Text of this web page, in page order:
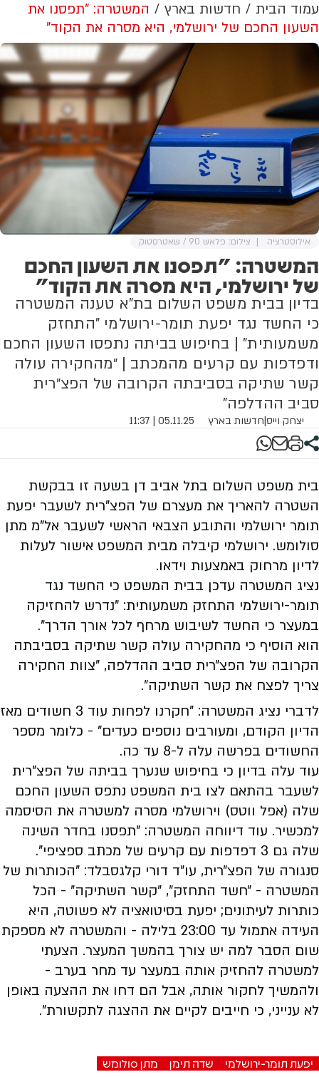
עמוד הבית חדשות בארץ
המשטרה: "תפסנו את
השעון החכם של ירושלמי, היא מסרה את הקוד"
המשטרה: "תפסנו את השעון החכם
של ירושלמי, היא מסרה את הקוד"
בדיון בבית משפט השלום בת"א טענה המשטרה
כי החשד נגד יפעת תומר-ירושלמי "התחזק
משמעותית" | בחיפוש בביתה נתפסו השעון החכם
ודפדפות עם קרעים מהמכתב | ״מהחקירה עולה
קשר שתיקה בסביבתה הקרובה של הפצ״רית
סביב ההדלפה"
יצחק וייס|חדשות בארץ 05.11.25 | 11:37
אילוסטרציה צילום: פלאש 90 / שאטרסטוק
בית משפט השלום בתל אביב דן בשעה זו בבקשת
השטרה להאריך את מעצרם של הפצ"רית לשעבר יפעת
תומר ירושלמי והתובע הצבאי הראשי לשעבר אל"מ מתן
סולומש. ירושלמי קיבלה מבית המשפט אישור לעלות
לדיון מרחוק באמצעות וידאו.
נציג המשטרה עדכן בבית המשפט כי החשד נגד
תומר-ירושלמי התחזק משמעותית: "נדרש להחזיקה
במעצר כי החשד לשיבוש מרחף לכל אורך הדרך".
הוא הוסיף כי מהחקירה עולה קשר שתיקה בסביבתה
הקרובה של הפצ״רית סביב ההדלפה, "צוות החקירה
צריך לפצח את קשר השתיקה״.
לדברי נציג המשטרה: "חקרנו לפחות עוד 3 חשודים מאז
הדיון הקודם, ומעורבים נוספים כעדים" - כלומר מספר
החשודים בפרשה עלה ל-8 עד כה.
עוד עלה בדיון כי בחיפוש שנערך בביתה של הפצ"רית
לשעבר בהתאם לצו בית המשפט נתפס השעון החכם
שלה (אפל ווטס) וירושלמי מסרה למשטרה את הסיסמה
למכשיר. עוד דיווחה המשטרה: "תפסנו בחדר השינה
שלה גם 3 דפדפות עם קרעים של מכתב ספציפי".
סנגורה של הפצ״רית, עו״ד דורי קלגסבלד: "הכותרות של
המשטרה - ״חשד התחזק״, ״קשר השתיקה״ - הכל
כותרות לעיתונים; יפעת בסיטואציה לא פשוטה, היא
העידה אתמול עד 23:00 בלילה - והמשטרה לא מספקת
שום הסבר למה יש צורך בהמשך המעצר. הצעתי
למשטרה להחזיק אותה במעצר עד מחר בערב -
ולהמשיך לחקור אותה, אבל הם דחו את ההצעה באופן
לא ענייני, כי חייבים לקיים את ההצגה לתקשורת".
יפעת תומר-ירושלמי שדה תימן מתן סולומש